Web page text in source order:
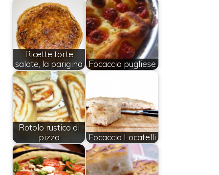
Ricette torte
salate, la parigina
Focaccia pugliese
Rotolo rustico di
pizza
Focaccia Locatelli